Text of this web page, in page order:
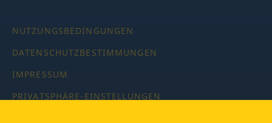
NUTZUNGSBEDINGUNGEN
DATENSCHUTZBESTIMMUNGEN
IMPRESSUM
PRIVATSPHÄRE-EINSTELLUNGEN